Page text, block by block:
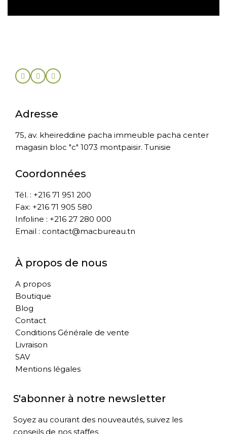
Adresse
75, av. kheireddine pacha immeuble pacha center
magasin bloc "c" 1073 montpaisir. Tunisie
Coordonnées
Tél. : +216 71 951 200
Fax: +216 71 905 580
Infoline : +216 27 280 000
Email : contact@macbureau.tn
À propos de nous
A propos
Boutique
Blog
Contact
Conditions Générale de vente
Livraison
SAV
Mentions légales
S'abonner à notre newsletter
Soyez au courant des nouveautés, suivez les
conseils de nos staffes